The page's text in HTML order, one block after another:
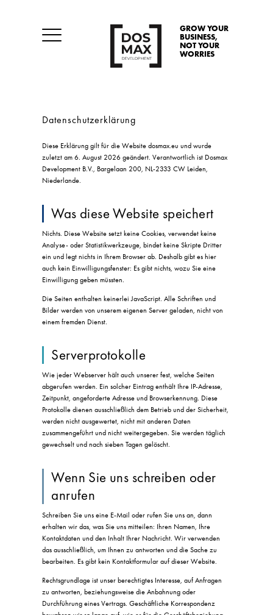
GROW YOUR
BUSINESS,
NOT YOUR
WORRIES
Datenschutzerklärung
Diese Erklärung gilt für die Website dosmax.eu und wurde
zuletzt am 6. August 2026 geändert. Verantwortlich ist Dosmax
Development B.V., Bargelaan 200, NL-2333 CW Leiden,
Niederlande.
Was diese Website speichert
Nichts. Diese Website setzt keine Cookies, verwendet keine
Analyse- oder Statistikwerkzeuge, bindet keine Skripte Dritter
ein und legt nichts in Ihrem Browser ab. Deshalb gibt es hier
auch kein Einwilligungsfenster: Es gibt nichts, wozu Sie eine
Einwilligung geben müssten.
Die Seiten enthalten keinerlei JavaScript. Alle Schriften und
Bilder werden von unserem eigenen Server geladen, nicht von
einem fremden Dienst.
Serverprotokolle
Wie jeder Webserver hält auch unserer fest, welche Seiten
abgerufen werden. Ein solcher Eintrag enthält Ihre IP-Adresse,
Zeitpunkt, angeforderte Adresse und Browserkennung. Diese
Protokolle dienen ausschließlich dem Betrieb und der Sicherheit,
werden nicht ausgewertet, nicht mit anderen Daten
zusammengeführt und nicht weitergegeben. Sie werden täglich
gewechselt und nach sieben Tagen gelöscht.
Wenn Sie uns schreiben oder
anrufen
Schreiben Sie uns eine E-Mail oder rufen Sie uns an, dann
erhalten wir das, was Sie uns mitteilen: Ihren Namen, Ihre
Kontaktdaten und den Inhalt Ihrer Nachricht. Wir verwenden
das ausschließlich, um Ihnen zu antworten und die Sache zu
bearbeiten. Es gibt kein Kontaktformular auf dieser Website.
Rechtsgrundlage ist unser berechtigtes Interesse, auf Anfragen
zu antworten, beziehungsweise die Anbahnung oder
Durchführung eines Vertrags. Geschäftliche Korrespondenz